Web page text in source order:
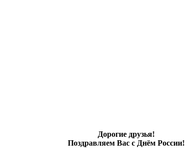
Дорогие друзья!
Поздравляем Вас с Днём России!